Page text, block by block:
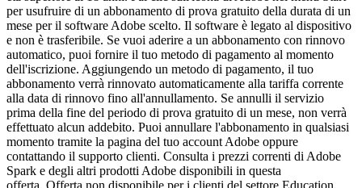
per usufruire di un abbonamento di prova gratuito della durata di un
mese per il software Adobe scelto. Il software è legato al dispositivo
e non è trasferibile. Se vuoi aderire a un abbonamento con rinnovo
automatico, puoi fornire il tuo metodo di pagamento al momento
dell'iscrizione. Aggiungendo un metodo di pagamento, il tuo
abbonamento verrà rinnovato automaticamente alla tariffa corrente
alla data di rinnovo fino all'annullamento. Se annulli il servizio
prima della fine del periodo di prova gratuito di un mese, non verrà
effettuato alcun addebito. Puoi annullare l'abbonamento in qualsiasi
momento tramite la pagina del tuo account Adobe oppure
contattando il supporto clienti. Consulta i prezzi correnti di Adobe
Spark e degli altri prodotti Adobe disponibili in questa
offerta. Offerta non disponibile per i clienti del settore Education,